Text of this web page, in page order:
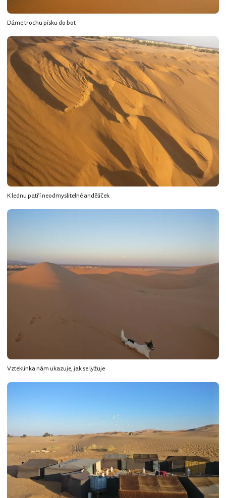
Dáme trochu písku do bot
K lednu patří neodmyslitelně andělíček
Vzteklinka nám ukazuje, jak se lyžuje